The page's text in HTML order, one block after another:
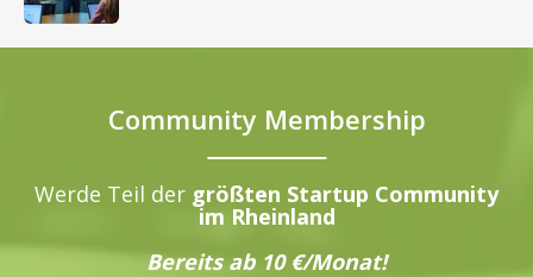
Community Membership
Werde Teil der größten Startup Community
im Rheinland
Bereits ab 10 €/Monat!